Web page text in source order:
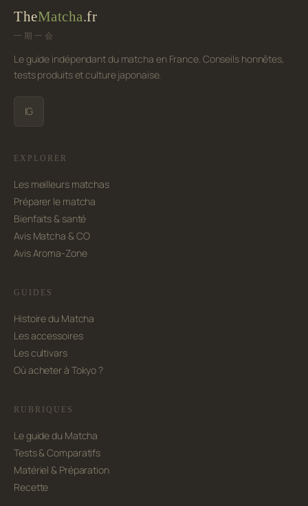
TheMatcha.fr
一期一会
Le guide indépendant du matcha en France. Conseils honnêtes,
tests produits et culture japonaise.
IG
EXPLORER
Les meilleurs matchas
Préparer le matcha
Bienfaits & santé
Avis Matcha & CO
Avis Aroma-Zone
GUIDES
Histoire du Matcha
Les accessoires
Les cultivars
Où acheter à Tokyo ?
RUBRIQUES
Le guide du Matcha
Tests & Comparatifs
Matériel & Préparation
Recette